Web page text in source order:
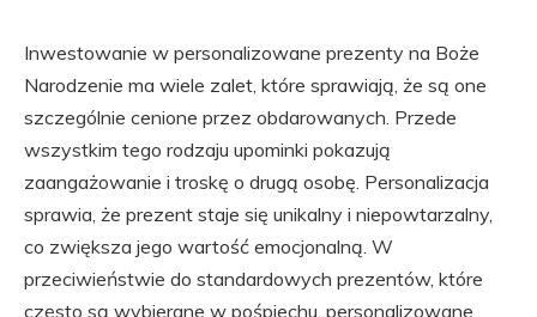
Inwestowanie w personalizowane prezenty na Boże
Narodzenie ma wiele zalet, które sprawiają, że są one
szczególnie cenione przez obdarowanych. Przede
wszystkim tego rodzaju upominki pokazują
zaangażowanie i troskę o drugą osobę. Personalizacja
sprawia, że prezent staje się unikalny i niepowtarzalny,
co zwiększa jego wartość emocjonalną. W
przeciwieństwie do standardowych prezentów, które
często są wybierane w pośpiechu, personalizowane